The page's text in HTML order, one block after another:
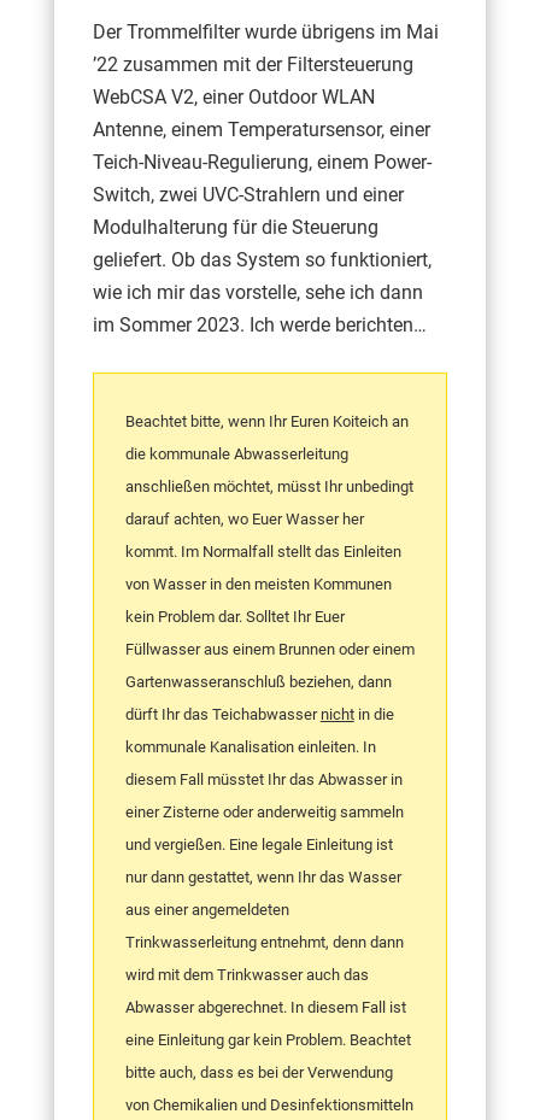
Der Trommelfilter wurde übrigens im Mai
’22 zusammen mit der Filtersteuerung
WebCSA V2, einer Outdoor WLAN
Antenne, einem Temperatursensor, einer
Teich-Niveau-Regulierung, einem Power-
Switch, zwei UVC-Strahlern und einer
Modulhalterung für die Steuerung
geliefert. Ob das System so funktioniert,
wie ich mir das vorstelle, sehe ich dann
im Sommer 2023. Ich werde berichten…
Beachtet bitte, wenn Ihr Euren Koiteich an
die kommunale Abwasserleitung
anschließen möchtet, müsst Ihr unbedingt
darauf achten, wo Euer Wasser her
kommt. Im Normalfall stellt das Einleiten
von Wasser in den meisten Kommunen
kein Problem dar. Solltet Ihr Euer
Füllwasser aus einem Brunnen oder einem
Gartenwasseranschluß beziehen, dann
dürft Ihr das Teichabwasser nichtin die
kommunale Kanalisation einleiten. In
diesem Fall müsstet Ihr das Abwasser in
einer Zisterne oder anderweitig sammeln
und vergießen. Eine legale Einleitung ist
nur dann gestattet, wenn Ihr das Wasser
aus einer angemeldeten
Trinkwasserleitung entnehmt, denn dann
wird mit dem Trinkwasser auch das
Abwasser abgerechnet. In diesem Fall ist
eine Einleitung gar kein Problem. Beachtet
bitte auch, dass es bei der Verwendung
von Chemikalien und Desinfektionsmitteln